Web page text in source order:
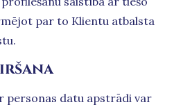
par to Klientu atbalsta
personas datu apstrādi var